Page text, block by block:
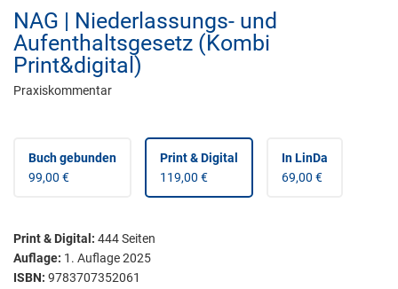
NAG | Niederlassungs- und
Aufenthaltsgesetz (Kombi
Print&digital)
Praxiskommentar
Buch gebunden
99,00 €
Print & Digital
119,00 €
In LinDa
69,00 €
Print & Digital : 444Seiten
Auflage: 1. Auflage 2025
ISBN: 9783707352061